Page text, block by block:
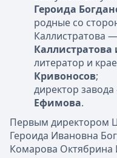
Героида
родные со
Каллистратова —
литератор и
Кривоносов;
директор
Ефимова.
Первым директором
Героида Ивановна
Комарова Октябрина